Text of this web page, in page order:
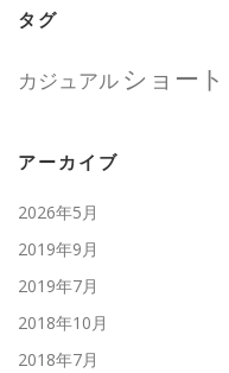
タグ
カジュアル ショート
アーカイブ
2026年5月
2019年9月
2019年7月
2018年10月
2018年7月